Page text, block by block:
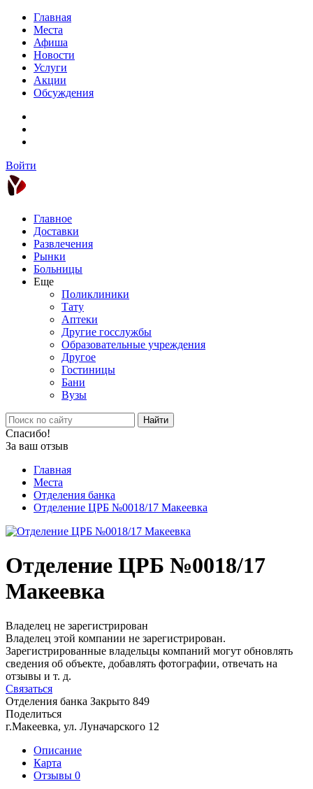
Главная
Места
Афиша
Новости
Услуги
Акции
Обсуждения
Войти
Главное
Доставки
Развлечения
Рынки
Больницы
Еще
Поликлиники
Тату
Аптеки
Другие госслужбы
Образовательные учреждения
Другое
Гостиницы
Бани
Вузы
Найти
Спасибо!
За ваш отзыв
Главная
Места
Отделения банка
Отделение ЦРБ №0018/17 Макеевка
Отделение ЦРБ №0018/17
Макеевка
Владелец не зарегистрирован
Владелец этой компании не зарегистрирован.
Зарегистрированные владельцы компаний могут обновлять
сведения об объекте, добавлять фотографии, отвечать на
отзывы и т. д.
Связаться
Отделения банка Закрыто 849
Поделиться
г.Макеевка, ул. Луначарского 12
Описание
Карта
Отзывы 0